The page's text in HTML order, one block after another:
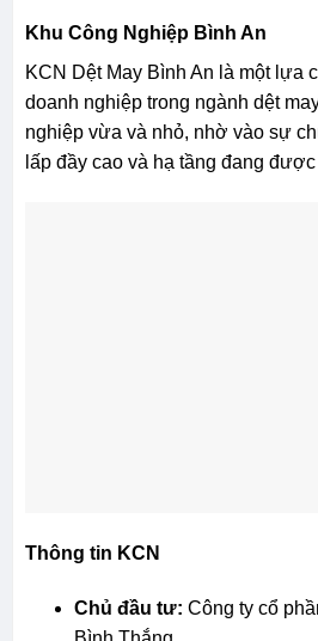
Khu Công Nghiệp Bình An
KCN Dệt May Bình An là một lựa
doanh nghiệp trong ngành dệt
nghiệp vừa và nhỏ, nhờ vào sự
lấp đầy cao và hạ tầng đang
Thông tin KCN
Chủ đầu tư: Công ty cổ